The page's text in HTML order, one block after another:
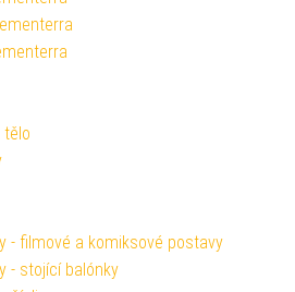
tělo
- filmové a komiksové postavy
- stojící balónky